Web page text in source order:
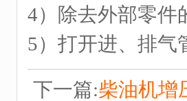
4）除去外部零件
5）打开进、排气
下一篇:柴油机增